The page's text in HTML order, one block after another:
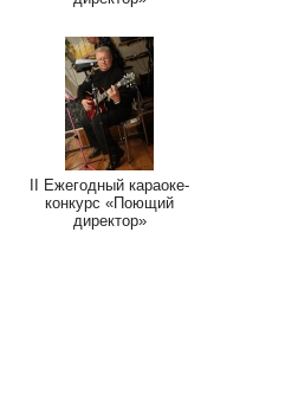
II Ежегодный караоке-
конкурс «Поющий
директор»